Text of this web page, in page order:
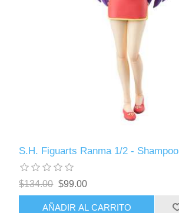
S.H. Figuarts Ranma 1/2 - Shampoo
$134.00 $99.00
AÑADIR AL CARRITO